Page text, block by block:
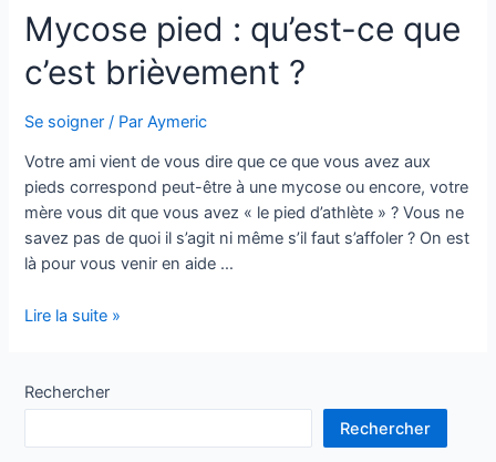
d’impôts
:
réduire
impôts,
rêve
?
Mycose pied : qu’est-ce que
c’est brièvement ?
Se soigner / ParAymeric
Votre ami vient de vous dire que ce que vous avez aux
pieds correspond peut-être à une mycose ou encore, votre
mère vous dit que vous avez « le pied d’athlète » ? Vous ne
savez pas de quoi il s’agit ni même s’il faut s’affoler ? On est
là pour vous venir en aide …
Mycose
qu’est-
ce
Lire la suite »
Rechercher
Rechercher